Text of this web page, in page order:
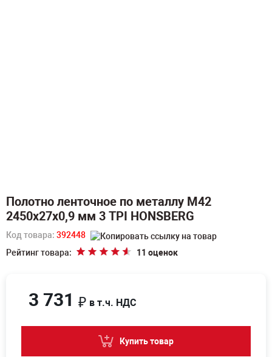
Полотно ленточное по металлу M42
2450х27х0,9 мм 3 TPI HONSBERG
Код товара: 392448
Рейтинг товара:
11 оценок
3 731 ₽ в т.ч. НДС
Купить товар